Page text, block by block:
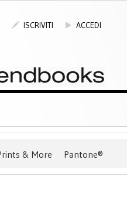
ISCRIVITI
ACCEDI
& More Pantone®